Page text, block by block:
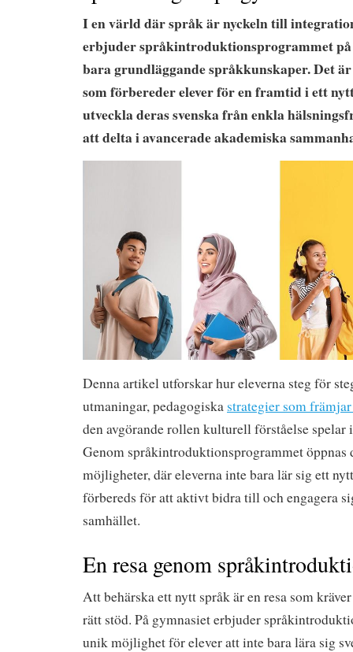
I en värld där språk är nyckeln till
erbjuder språkintroduktionsprogrammet på
bara grundläggande språkkunskaper. Det
som förbereder elever för en framtid i ett
utveckla deras svenska från enkla
att delta i avancerade akademiska
Denna artikel utforskar hur eleverna steg för
utmaningar, pedagogiska strategier som
den avgörande rollen kulturell förståelse spelar
Genom språkintroduktionsprogrammet öppnas
möjligheter, där eleverna inte bara lär sig ett
förbereds för att aktivt bidra till och engagera
samhället.
En resa genom
Att behärska ett nytt språk är en resa som
rätt stöd. På gymnasiet erbjuder
unik möjlighet för elever att inte bara lära sig